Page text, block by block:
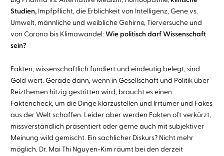
Studien,Impfpflicht, die Erblichkeit von Intelligenz, Gene vs.
Umwelt, männliche und weibliche Gehirne, Tierversuche und
von Corona bis Klimawandel: Wie politisch darf Wissenschaft
sein?
Fakten, wissenschaftlich fundiert und eindeutig belegt, sind
Gold wert. Gerade dann, wenn in Gesellschaft und Politik über
Reizthemen hitzig gestritten wird, braucht es einen
Faktencheck, um die Dinge klarzustellen und Irrtümer und Fakes
aus der Welt schaffen. Leider aber werden Fakten oft verkürzt,
missverständlich präsentiert oder gerne auch mit subjektiver
Meinung wild gemischt. Ein sachlicher Diskurs? Nicht mehr
möglich. Dr. Mai Thi Nguyen-Kim räumt bei den derzeit